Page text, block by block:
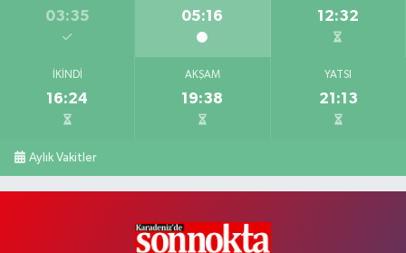
03:35 05:16 12:32
İKINDI
16:24
AKŞAM
19:38
YATSI
21:13
Aylık Vakitler